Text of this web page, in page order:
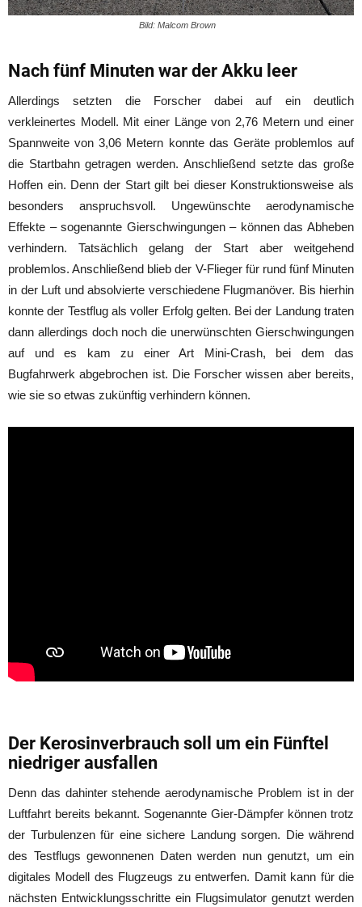
Bild: Malcom Brown
Nach fünf Minuten war der Akku leer
Allerdings setzten die Forscher dabei auf ein deutlich
verkleinertes Modell. Mit einer Länge von 2,76 Metern und einer
Spannweite von 3,06 Metern konnte das Geräte problemlos auf
die Startbahn getragen werden. Anschließend setzte das große
Hoffen ein. Denn der Start gilt bei dieser Konstruktionsweise als
besonders anspruchsvoll. Ungewünschte aerodynamische
Effekte – sogenannte Gierschwingungen – können das Abheben
verhindern. Tatsächlich gelang der Start aber weitgehend
problemlos. Anschließend blieb der V-Flieger für rund fünf Minuten
in der Luft und absolvierte verschiedene Flugmanöver. Bis hierhin
konnte der Testflug als voller Erfolg gelten. Bei der Landung traten
dann allerdings doch noch die unerwünschten Gierschwingungen
auf und es kam zu einer Art Mini-Crash, bei dem das
Bugfahrwerk abgebrochen ist. Die Forscher wissen aber bereits,
wie sie so etwas zukünftig verhindern können.
Der Kerosinverbrauch soll um ein Fünftel
niedriger ausfallen
Denn das dahinter stehende aerodynamische Problem ist in der
Luftfahrt bereits bekannt. Sogenannte Gier-Dämpfer können trotz
der Turbulenzen für eine sichere Landung sorgen. Die während
des Testflugs gewonnenen Daten werden nun genutzt, um ein
digitales Modell des Flugzeugs zu entwerfen. Damit kann für die
nächsten Entwicklungsschritte ein Flugsimulator genutzt werden